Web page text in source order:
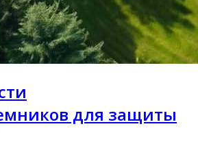
для защиты